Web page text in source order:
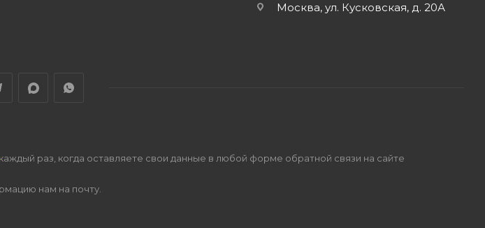
Москва, ул. Кусковская, д. 20А
каждый раз, когда оставляете свои данные в любой форме обратной связи на сайте
нам на почту.